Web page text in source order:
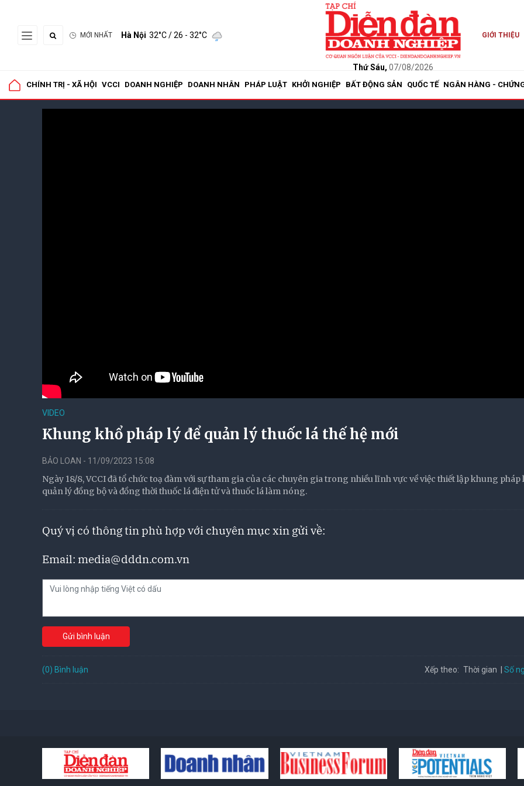
MỚI NHẤT Hà Nội 32°C/ 26 - 32°C
Thứ Sáu, 07/08/2026
GIỚI THIỆU
CHÍNH TRỊ - XÃ HỘI VCCI DOANH NGHIỆP DOANH NHÂN PHÁP LUẬT KHỞI NGHIỆP BẤT ĐỘNG SẢN QUỐC TẾ NGÂN HÀNG -
VIDEO
Khung khổ pháp lý để quản lý thuốc lá thế hệ mới
BẢO LOAN - 11/09/2023 15:08
Ngày 18/8, VCCI đã tổ chức toạ đàm với sự tham gia của các chuyên gia trong nhiều lĩnh vực về việc thiết lập khung pháp
quản lý đồng bộ và đồng thời thuốc lá điện tử và thuốc lá làm nóng.
Quý vị có thông tin phù hợp với chuyên mục xin gửi về:
Email: media@dddn.com.vn
Gửi bình luận
(0) Bình luận Xếp theo: Thời gian Số